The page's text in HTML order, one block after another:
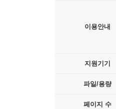
이용안내
지원기기
파일/용량
페이지 수